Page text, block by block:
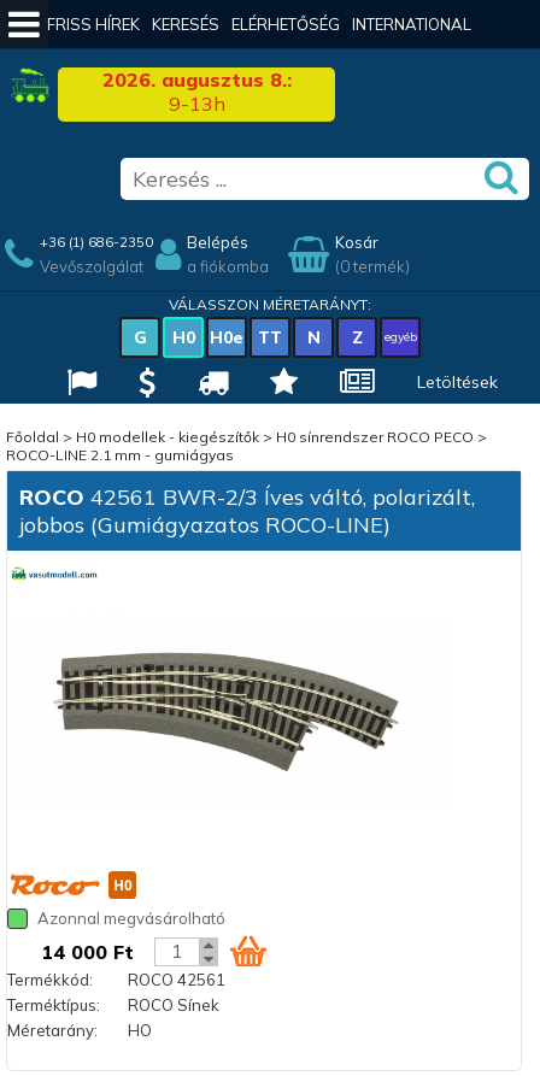
FRISS HÍREK KERESÉS ELÉRHETŐSÉG INTERNATIONAL
2026. augusztus 8.:
9-13h
+36 (1) 686-2350
Vevőszolgálat
Belépés
a fiókomba
Kosár
(0 termék)
VÁLASSZON MÉRETARÁNYT:
G H0 H0e TT N Z egyéb
Letöltések
Főoldal > H0 modellek - kiegészítők> H0 sínrendszer ROCO PECO >
ROCO-LINE 2.1 mm - gumiágyas
ROCO 42561 BWR-2/3 Íves váltó, polarizált,
jobbos (Gumiágyazatos ROCO-LINE)
Azonnal megvásárolható
14 000 Ft
Termékkód:
ROCO 42561
Terméktípus:
ROCO Sínek
Méretarány:
HO